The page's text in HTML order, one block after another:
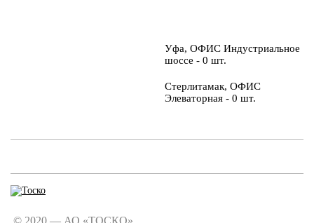
Уфа, ОФИС Индустриальное
шоссе - 0 шт.
Стерлитамак, ОФИС
Элеваторная - 0 шт.